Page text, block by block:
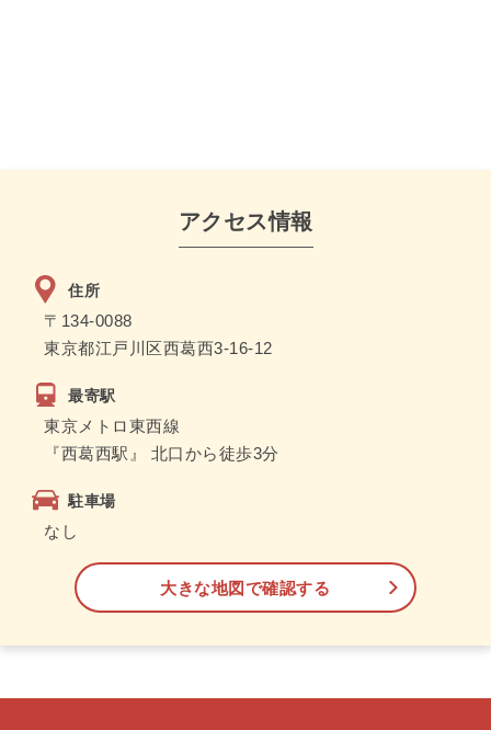
アクセス情報
住所
〒134-0088
東京都江戸川区西葛西3-16-12
最寄駅
東京メトロ東西線
『西葛西駅』 北口から徒歩3分
駐車場
なし
大きな地図で確認する